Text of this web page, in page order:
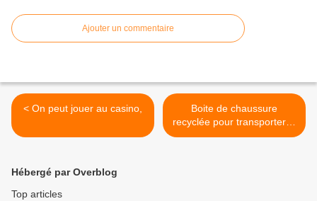
Ajouter un commentaire
< On peut jouer au casino,
Boite de chaussure
recyclée pour transporter la
bûche de Noël >
Hébergé par Overblog
Top articles